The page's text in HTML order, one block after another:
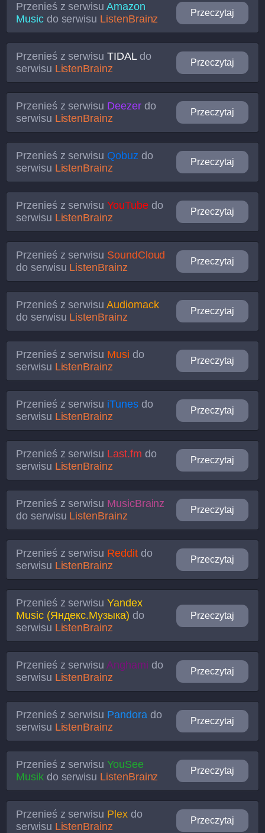
Przenieś z serwisu Amazon
Musicdo serwisu ListenBrainz
Przeczytaj
Przenieś z serwisu TIDALdo
serwisu ListenBrainz
Przeczytaj
Przenieś z serwisu Deezerdo
serwisu ListenBrainz
Przeczytaj
Przenieś z serwisu Qobuz do
serwisu ListenBrainz
Przeczytaj
Przenieś z serwisu YouTubedo
serwisu ListenBrainz
Przeczytaj
Przenieś z serwisu SoundCloud
do serwisu ListenBrainz
Przeczytaj
Przenieś z serwisu Audiomack
do serwisu ListenBrainz
Przeczytaj
Przenieś z serwisu Musi do
serwisu ListenBrainz
Przeczytaj
Przenieś z serwisu iTunesdo
serwisu ListenBrainz
Przeczytaj
Przenieś z serwisu Last.fm do
serwisu ListenBrainz
Przeczytaj
Przenieś z serwisu MusicBrainz
do serwisu ListenBrainz
Przeczytaj
Przenieś z serwisu Redditdo
serwisu ListenBrainz
Przeczytaj
Przenieś z serwisu Yandex
Music (Яндекс.Музыка) do
serwisu ListenBrainz
Przeczytaj
Przenieś z serwisu Anghami do
serwisu ListenBrainz
Przeczytaj
Przenieś z serwisu Pandorado
serwisu ListenBrainz
Przeczytaj
Przenieś z serwisu YouSee
Musikdo serwisu ListenBrainz
Przeczytaj
Przenieś z serwisu Plexdo
serwisu ListenBrainz
Przeczytaj